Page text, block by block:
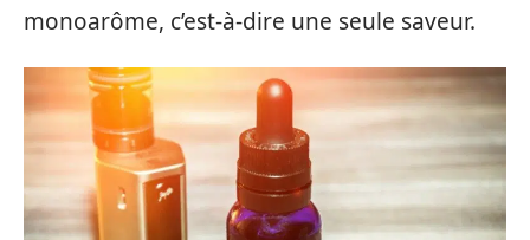
monoarôme, c’est-à-dire une seule saveur.